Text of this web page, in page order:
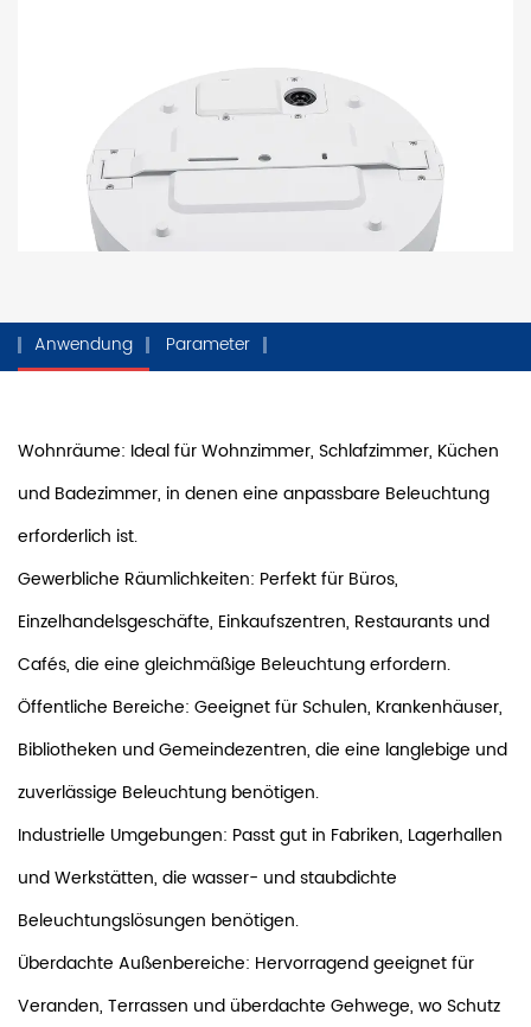
Anwendung Parameter
Wohnräume: Ideal für Wohnzimmer, Schlafzimmer, Küchen
und Badezimmer, in denen eine anpassbare Beleuchtung
erforderlich ist.
Gewerbliche Räumlichkeiten: Perfekt für Büros,
Einzelhandelsgeschäfte, Einkaufszentren, Restaurants und
Cafés, die eine gleichmäßige Beleuchtung erfordern.
Öffentliche Bereiche: Geeignet für Schulen, Krankenhäuser,
Bibliotheken und Gemeindezentren, die eine langlebige und
zuverlässige Beleuchtung benötigen.
Industrielle Umgebungen: Passt gut in Fabriken, Lagerhallen
und Werkstätten, die wasser- und staubdichte
Beleuchtungslösungen benötigen.
Überdachte Außenbereiche: Hervorragend geeignet für
Veranden, Terrassen und überdachte Gehwege, wo Schutz